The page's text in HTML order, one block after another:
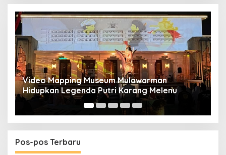
Melenu
Panduan Pasang Pelapis Anti
Mancur
Pos-pos Terbaru